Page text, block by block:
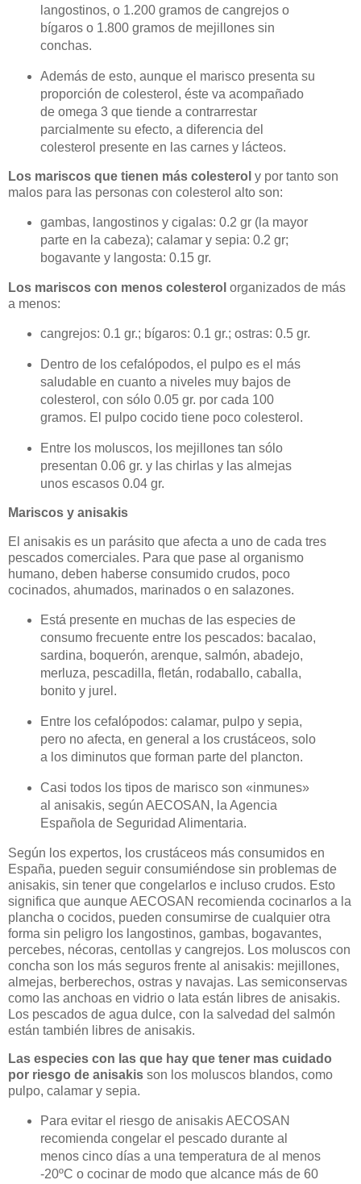
langostinos, o 1.200 gramos de cangrejos o
bígaros o 1.800 gramos de mejillones sin
conchas.
Además de esto, aunque el marisco presenta su
proporción de colesterol, éste va acompañado
de omega 3 que tiende a contrarrestar
parcialmente su efecto, a diferencia del
colesterol presente en las carnes y lácteos.
Los mariscos que tienen más colesterol y por tanto son
malos para las personas con colesterol alto son:
gambas, langostinos y cigalas: 0.2 gr (la mayor
parte en la cabeza); calamar y sepia: 0.2 gr;
bogavante y langosta: 0.15 gr.
Los mariscos con menos colesterol organizados de más
a menos:
cangrejos: 0.1 gr.; bígaros: 0.1 gr.; ostras: 0.5 gr.
Dentro de los cefalópodos, el pulpo es el más
saludable en cuanto a niveles muy bajos de
colesterol, con sólo 0.05 gr. por cada 100
gramos. El pulpo cocido tiene poco colesterol.
Entre los moluscos, los mejillones tan sólo
presentan 0.06 gr. y las chirlas y las almejas
unos escasos 0.04 gr.
Mariscos y anisakis
El anisakis es un parásito que afecta a uno de cada tres
pescados comerciales. Para que pase al organismo
humano, deben haberse consumido crudos, poco
cocinados, ahumados, marinados o en salazones.
Está presente en muchas de las especies de
consumo frecuente entre los pescados: bacalao,
sardina, boquerón, arenque, salmón, abadejo,
merluza, pescadilla, fletán, rodaballo, caballa,
bonito y jurel.
Entre los cefalópodos: calamar, pulpo y sepia,
pero no afecta, en general a los crustáceos, solo
a los diminutos que forman parte del plancton.
Casi todos los tipos de marisco son «inmunes»
al anisakis, según AECOSAN, la Agencia
Española de Seguridad Alimentaria.
Según los expertos, los crustáceos más consumidos en
España, pueden seguir consumiéndose sin problemas de
anisakis, sin tener que congelarlos e incluso crudos. Esto
significa que aunque AECOSAN recomienda cocinarlos a la
plancha o cocidos, pueden consumirse de cualquier otra
forma sin peligro los langostinos, gambas, bogavantes,
percebes, nécoras, centollas y cangrejos. Los moluscos con
concha son los más seguros frente al anisakis: mejillones,
almejas, berberechos, ostras y navajas. Las semiconservas
como las anchoas en vidrio o lata están libres de anisakis.
Los pescados de agua dulce, con la salvedad del salmón
están también libres de anisakis.
Las especies con las que hay que tener mas cuidado
por riesgo de anisakis son los moluscos blandos, como
pulpo, calamar y sepia.
Para evitar el riesgo de anisakis AECOSAN
recomienda congelar el pescado durante al
menos cinco días a una temperatura de al menos
-20ºC o cocinar de modo que alcance más de 60